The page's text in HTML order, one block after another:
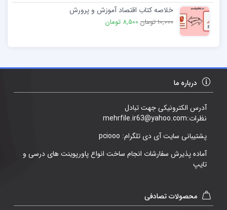
خلاصه کتاب اقتصاد آموزش و پرورش
10,000 تومان 8,500 تومان
درباره ما
آدرس الکترونیکی جهت تبادل
نظرات:mehrfile.ir63@yahoo.com
پشتیبانی سایت آی دی تلگرام: pciooo
آماده پذیرش سفارشات انجام ساخت انواع پاورپوینت های درسی و
تایپ
محصولات تصادفی